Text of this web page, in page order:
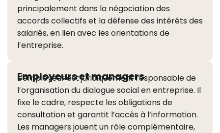
principalement dans la négociation des
accords collectifs et la défense des intérêts des
salariés, en lien avec les orientations de
l’entreprise.
Employeurs et managers
L’employeur est juridiquement responsable de
l’organisation du dialogue social en entreprise. Il
fixe le cadre, respecte les obligations de
consultation et garantit l’accès à l’information.
Les managers jouent un rôle complémentaire,